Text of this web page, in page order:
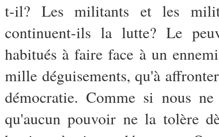
t-il? Les militants et les
continuent-ils la lutte? Le
habitués à faire face à un
mille déguisements, qu'à
démocratie. Comme si nous
qu'aucun pouvoir ne la tolère